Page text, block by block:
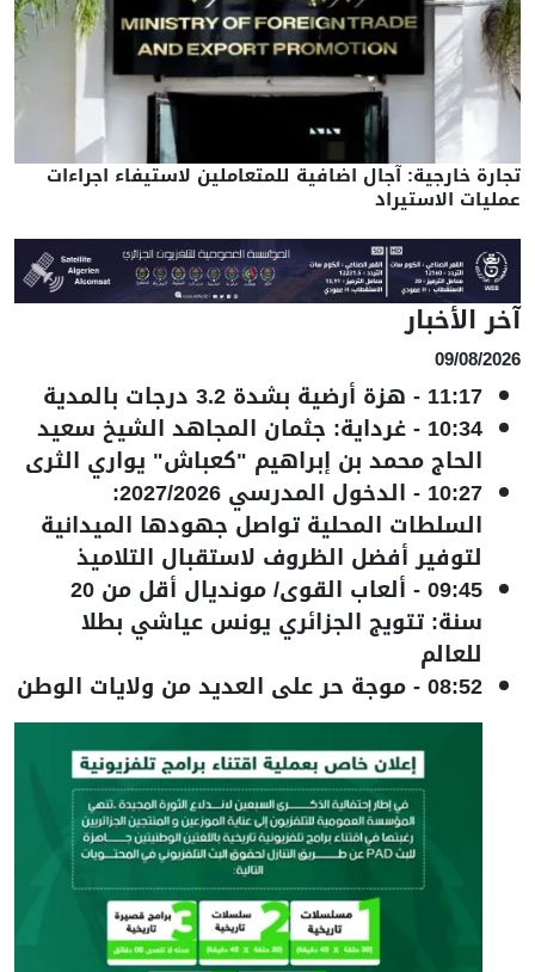
تجارة خارجية: آجال اضافية للمتعاملين لاستيفاء اجراءات
عمليات الاستيراد
آخر الأخبار
09/08/2026
11:17
- هزة أرضية بشدة 3.2 درجات بالمدية
10:34
-غرداية: جثمان المجاهد الشيخ سعيد
الحاج محمد بن إبراهيم "كعباش" يواري الثرى
10:27
- الدخول المدرسي 2027/2026:
السلطات المحلية تواصل جهودها الميدانية
لتوفير أفضل الظروف لاستقبال التلاميذ
09:45
- ألعاب القوى/ مونديال أقل من 20
سنة: تتويج الجزائري يونس عياشي بطلا
للعالم
08:52
-موجة حر على العديد من ولايات الوطن